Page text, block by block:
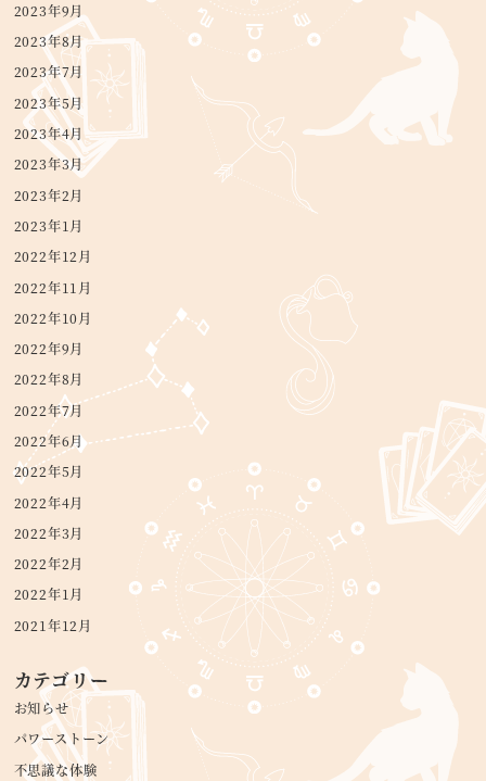
2023年9月
2023年8月
2023年7月
2023年5月
2023年4月
2023年3月
2023年2月
2023年1月
2022年12月
2022年11月
2022年10月
2022年9月
2022年8月
2022年7月
2022年6月
2022年5月
2022年4月
2022年3月
2022年2月
2022年1月
2021年12月
カテゴリー
お知らせ
パワーストーン
不思議な体験